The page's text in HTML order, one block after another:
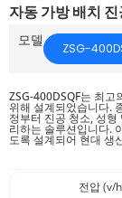
자동 가방 배치
모델 ZSG-
ZSG-400DSQF는 최고
위해 설계되었습니다.
정부터 진공 청소, 성
리하는 솔루션입니다.
도록 설계되어 현대 생
전압 (v/